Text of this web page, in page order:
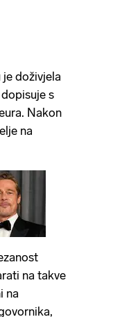
doživjela
s
Nakon
na
na takve
na